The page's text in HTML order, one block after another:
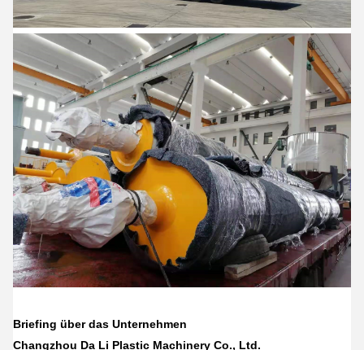
Briefing über das Unternehmen
Changzhou Da Li Plastic Machinery Co., Ltd.